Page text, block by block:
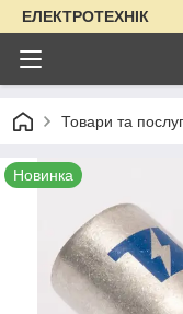
ЕЛЕКТРОТЕХНІК
Товари та
Новинка